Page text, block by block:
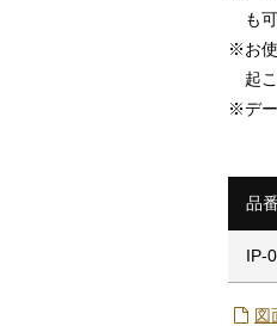
も
※お
起
※デ
品番
IP-
図